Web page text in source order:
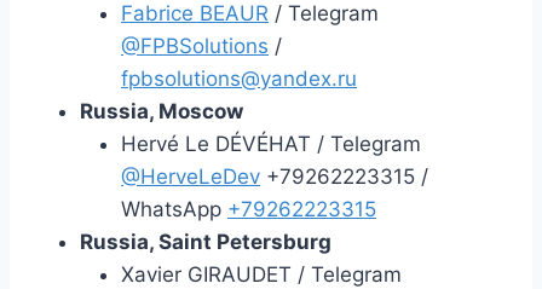
Fabrice BEAUR / Telegram
@FPBSolutions /
fpbsolutions@yandex.ru
Russia, Moscow
Hervé Le DÉVÉHAT / Telegram
@HerveLeDev +79262223315 /
WhatsApp ‪ +79262223315
Russia, Saint Petersburg
Xavier GIRAUDET / Telegram